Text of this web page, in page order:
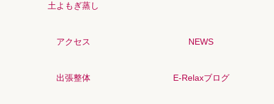
土よもぎ蒸し
アクセス NEWS
出張整体 E-Relaxブログ